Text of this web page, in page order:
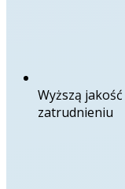
Wyższą
zatrudnieniu